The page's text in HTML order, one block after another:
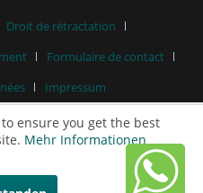
Droit de rétractation
Formulaire de contact
Impressum
ensure you get the best
Mehr Informationen